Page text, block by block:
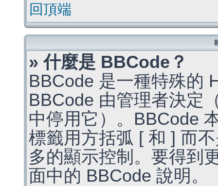
回頂端
» 什麼是 BBCode？
BBCode 是一種特殊的
BBCode 由管理者決定
中停用它）。BBCode
標籤用方括弧 [ 和 ] 而
多的顯示控制。要得到
面中的 BBCode 說明。